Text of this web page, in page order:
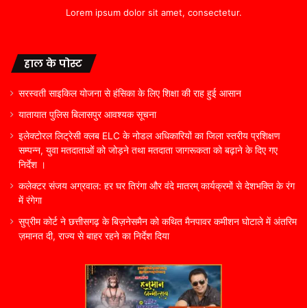
Lorem ipsum dolor sit amet, consectetur.
हाल के पोस्ट
सरस्वती साइकिल योजना से हंसिका के लिए शिक्षा की राह हुई आसान
यातायात पुलिस बिलासपुर आवश्यक सूचना
इलेक्टोरल लिट्रेसी क्लब ELC के नोडल अधिकारियों का जिला स्तरीय प्रशिक्षण
सम्पन्न, युवा मतदाताओं को जोड़ने तथा मतदाता जागरूकता को बढ़ाने के दिए गए
निर्देश ।
कलेक्टर संजय अग्रवाल: हर घर तिरंगा और वंदे मातरम् कार्यक्रमों से देशभक्ति के रंग
में रंगेगा
सुप्रीम कोर्ट ने छत्तीसगढ़ के बिज़नेसमैन को कथित मैनपावर कमीशन घोटाले में अंतरिम
ज़मानत दी, राज्य से बाहर रहने का निर्देश दिया